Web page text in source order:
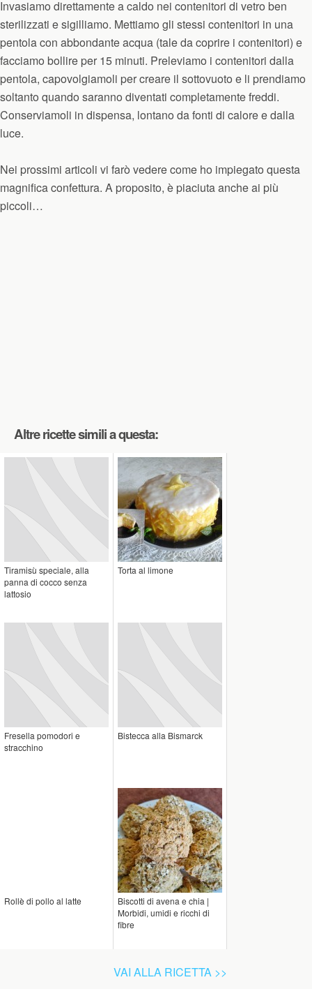
Invasiamo direttamente a caldo nei contenitori di vetro ben
sterilizzati e sigilliamo. Mettiamo gli stessi contenitori in una
pentola con abbondante acqua (tale da coprire i contenitori) e
facciamo bollire per 15 minuti. Preleviamo i contenitori dalla
pentola, capovolgiamoli per creare il sottovuoto e li prendiamo
soltanto quando saranno diventati completamente freddi.
Conserviamoli in dispensa, lontano da fonti di calore e dalla
luce.
Nei prossimi articoli vi farò vedere come ho impiegato questa
magnifica confettura. A proposito, è piaciuta anche ai più
piccoli…
Altre ricette simili a questa:
Tiramisù speciale, alla
panna di cocco senza
lattosio
Torta al limone
Fresella pomodori e
stracchino
Bistecca alla Bismarck
Rollè di pollo al latte
Biscotti di avena e chia |
Morbidi, umidi e ricchi di
fibre
VAI ALLA RICETTA >>